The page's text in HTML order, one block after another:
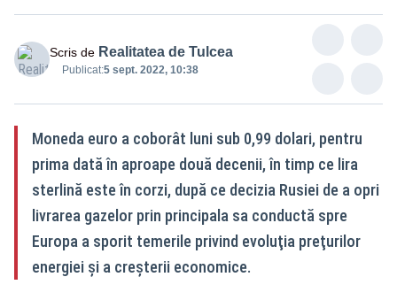
Scris de Realitatea de Tulcea
Publicat:5 sept. 2022, 10:38
Moneda euro a coborât luni sub 0,99 dolari, pentru
prima dată în aproape două decenii, în timp ce lira
sterlină este în corzi, după ce decizia Rusiei de a opri
livrarea gazelor prin principala sa conductă spre
Europa a sporit temerile privind evoluţia preţurilor
energiei şi a creşterii economice.